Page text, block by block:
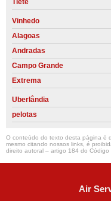
Tietê
Vinhedo
Alagoas
Andradas
Campo Grande
Extrema
Uberlândia
pelotas
O conteúdo do texto desta página é
mesmo citando nossos links, é
direito autoral – artigo 184 do Código
Air